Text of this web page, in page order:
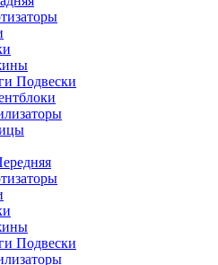
Подвески
Подвески